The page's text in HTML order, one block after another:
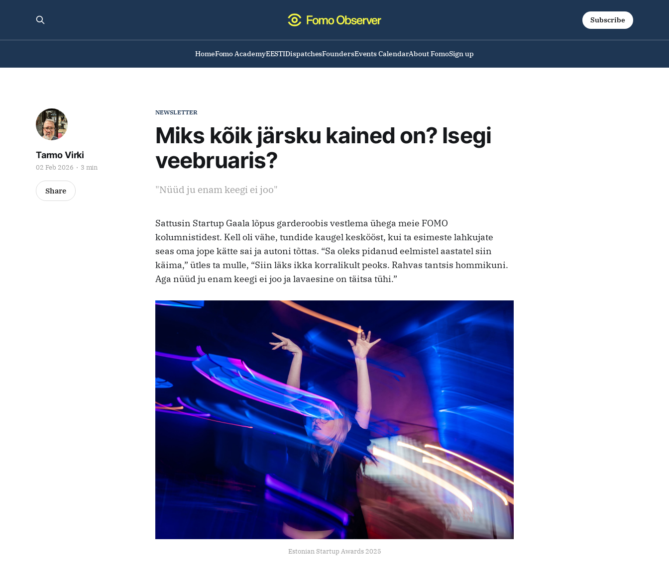
HomeFomo AcademyEESTIDispatchesFoundersEvents CalendarAbout FomoSign up
Subscribe
NEWSLETTER
Miks kõik järsku kained on? Isegi
veebruaris?
"Nüüd ju enam keegi ei joo"
Tarmo Virki
02 Feb 2026 3 min
Share
Sattusin Startup Gaala lõpus garderoobis vestlema ühega meie FOMO
kolumnistidest. Kell oli vähe, tundide kaugel keskööst, kui ta esimeste lahkujate
seas oma jope kätte sai ja autoni tõttas. “Sa oleks pidanud eelmistel aastatel siin
käima,” ütles ta mulle, “Siin läks ikka korralikult peoks. Rahvas tantsis hommikuni.
Aga nüüd ju enam keegi ei joo ja lavaesine on täitsa tühi.”
Estonian Startup Awards 2025